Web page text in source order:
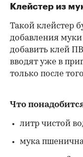
Клейстер из
Такой клейстер
добавления муки
добавить клей
вводят уже в
только после
Что
литр чистой
мука